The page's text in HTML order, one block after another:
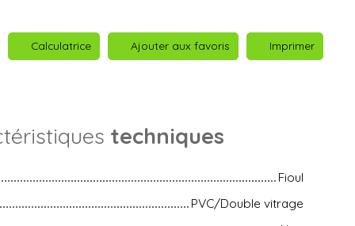
Calculatrice Ajouter aux favoris Imprimer
techniques
Fioul
PVC/Double vitrage